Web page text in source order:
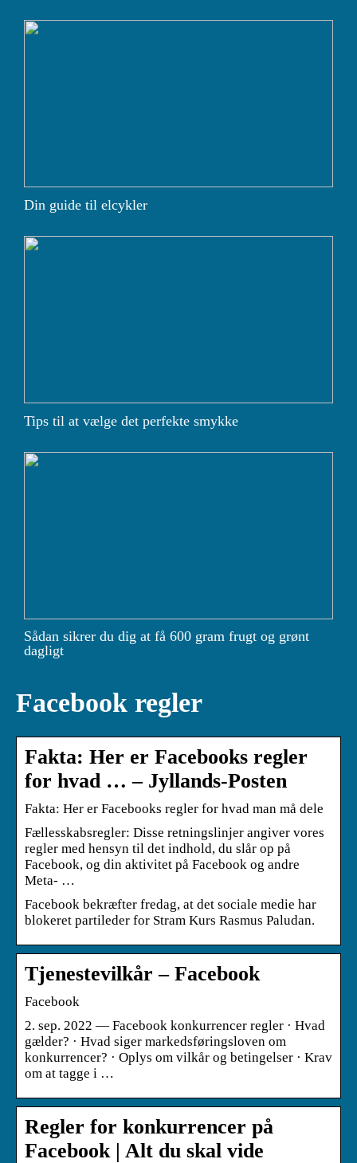
Din guide til elcykler
Tips til at vælge det perfekte smykke
Sådan sikrer du dig at få 600 gram frugt og grønt
dagligt
Facebook regler
Fakta: Her er Facebooks regler
for hvad … – Jyllands-Posten
Fakta: Her er Facebooks regler for hvad man må dele
Fællesskabsregler: Disse retningslinjer angiver vores
regler med hensyn til det indhold, du slår op på
Facebook, og din aktivitet på Facebook og andre
Meta- …
Facebook bekræfter fredag, at det sociale medie har
blokeret partileder for Stram Kurs Rasmus Paludan.
Tjenestevilkår – Facebook
Facebook
2. sep. 2022 — Facebook konkurrencer regler · Hvad
gælder? · Hvad siger markedsføringsloven om
konkurrencer? · Oplys om vilkår og betingelser · Krav
om at tagge i …
Regler for konkurrencer på
Facebook | Alt du skal vide